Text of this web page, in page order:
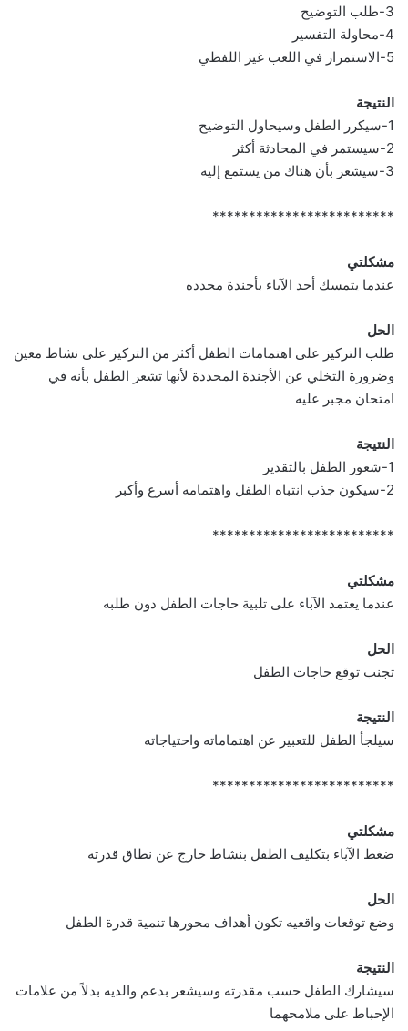
3-طلب التوضيح
4-محاولة التفسير
5-الاستمرار في اللعب غير اللفظي
النتيجة
1-سيكرر الطفل وسيحاول التوضيح
2-سيستمر في المحادثة أكثر
3-سيشعر بأن هناك من يستمع إليه
*************************
مشكلتي
عندما يتمسك أحد الآباء بأجندة محدده
الحل
طلب التركيز على اهتمامات الطفل أكثر من التركيز على نشاط معين
وضرورة التخلي عن الأجندة المحددة لأنها تشعر الطفل بأنه في
امتحان مجبر عليه
النتيجة
1-شعور الطفل بالتقدير
2-سيكون جذب انتباه الطفل واهتمامه أسرع وأكبر
*************************
مشكلتي
عندما يعتمد الآباء على تلبية حاجات الطفل دون طلبه
الحل
تجنب توقع حاجات الطفل
النتيجة
سيلجأ الطفل للتعبير عن اهتماماته واحتياجاته
*************************
مشكلتي
ضغط الآباء بتكليف الطفل بنشاط خارج عن نطاق قدرته
الحل
وضع توقعات واقعيه تكون أهداف محورها تنمية قدرة الطفل
النتيجة
سيشارك الطفل حسب مقدرته وسيشعر بدعم والديه بدلاً من علامات
الإحباط على ملامحهما